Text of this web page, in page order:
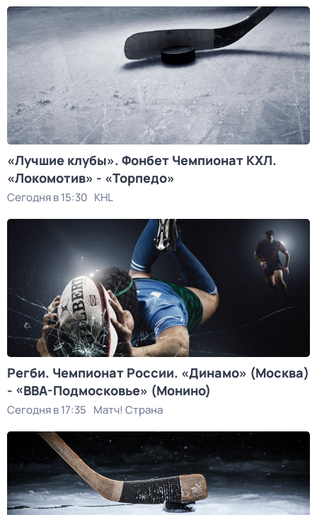
«Лучшие клубы». Фонбет Чемпионат КХЛ.
«Локомотив» - «Торпедо»
Сегодня в 15:30 KHL
Регби. Чемпионат России. «Динамо» (Москва)
- «ВВА-Подмосковье» (Монино)
Сегодня в 17:35 Матч! Страна